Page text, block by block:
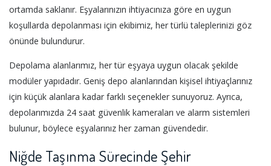
ortamda saklanır. Eşyalarınızın ihtiyacınıza göre en uygun
koşullarda depolanması için ekibimiz, her türlü taleplerinizi göz
önünde bulundurur.
Depolama alanlarımız, her tür eşyaya uygun olacak şekilde
modüler yapıdadır. Geniş depo alanlarından kişisel ihtiyaçlarınız
için küçük alanlara kadar farklı seçenekler sunuyoruz. Ayrıca,
depolarımızda 24 saat güvenlik kameraları ve alarm sistemleri
bulunur, böylece eşyalarınız her zaman güvendedir.
Niğde Taşınma Sürecinde Şehir